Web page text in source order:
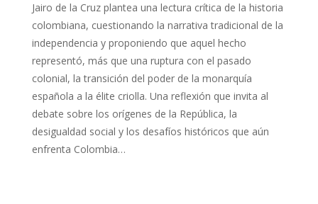
Jairo de la Cruz plantea una lectura crítica de la historia
colombiana, cuestionando la narrativa tradicional de la
independencia y proponiendo que aquel hecho
representó, más que una ruptura con el pasado
colonial, la transición del poder de la monarquía
española a la élite criolla. Una reflexión que invita al
debate sobre los orígenes de la República, la
desigualdad social y los desafíos históricos que aún
enfrenta Colombia…